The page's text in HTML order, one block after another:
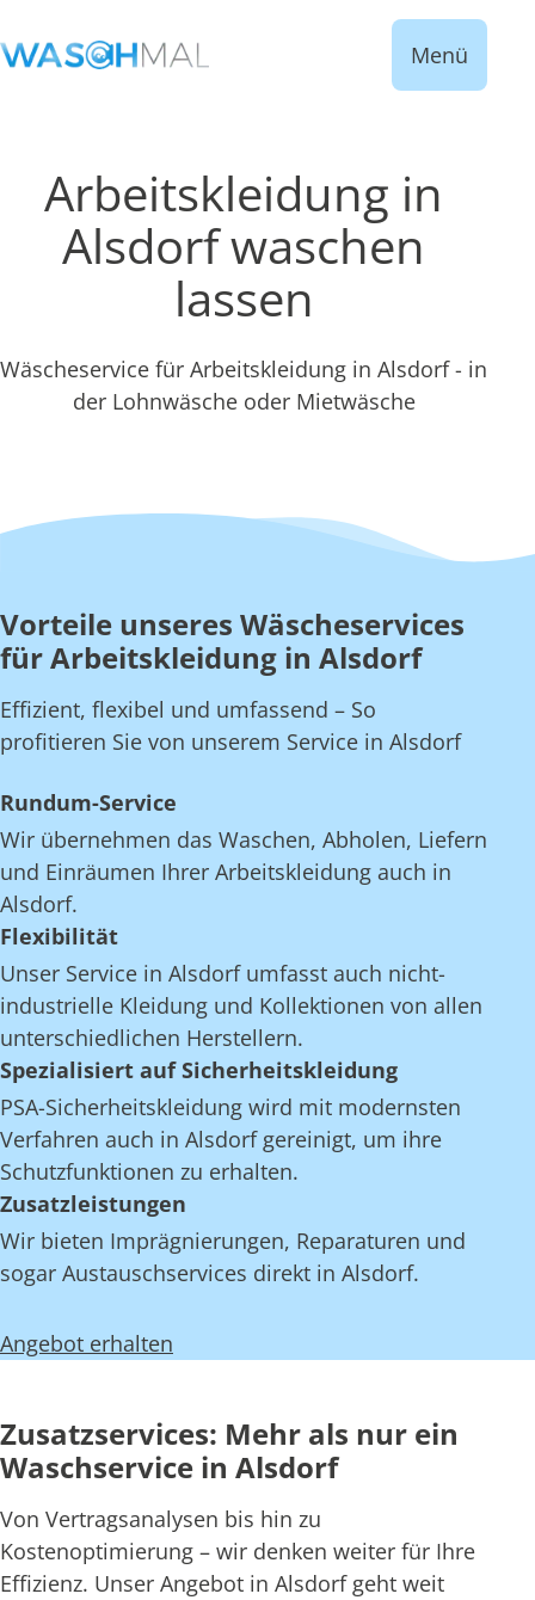
Menü
Arbeitskleidung in
Alsdorf waschen
lassen
Wäscheservice für Arbeitskleidung in Alsdorf - in
der Lohnwäsche oder Mietwäsche
Vorteile unseres Wäscheservices
für Arbeitskleidung in Alsdorf
Effizient, flexibel und umfassend – So
profitieren Sie von unserem Service in Alsdorf
Rundum-Service
Wir übernehmen das Waschen, Abholen, Liefern
und Einräumen Ihrer Arbeitskleidung auch in
Alsdorf.
Flexibilität
Unser Service in Alsdorf umfasst auch nicht-
industrielle Kleidung und Kollektionen von allen
unterschiedlichen Herstellern.
Spezialisiert auf Sicherheitskleidung
PSA-Sicherheitskleidung wird mit modernsten
Verfahren auch in Alsdorf gereinigt, um ihre
Schutzfunktionen zu erhalten.
Zusatzleistungen
Wir bieten Imprägnierungen, Reparaturen und
sogar Austauschservices direkt in Alsdorf.
Angebot erhalten
Zusatzservices: Mehr als nur ein
Waschservice in Alsdorf
Von Vertragsanalysen bis hin zu
Kostenoptimierung – wir denken weiter für Ihre
Effizienz. Unser Angebot in Alsdorf geht weit